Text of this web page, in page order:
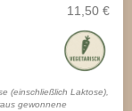
11,50 €
(einschließlich Laktose),
gewonnene